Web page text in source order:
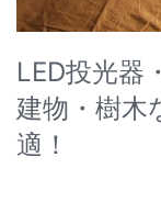
LED投光
建物・樹木
適！